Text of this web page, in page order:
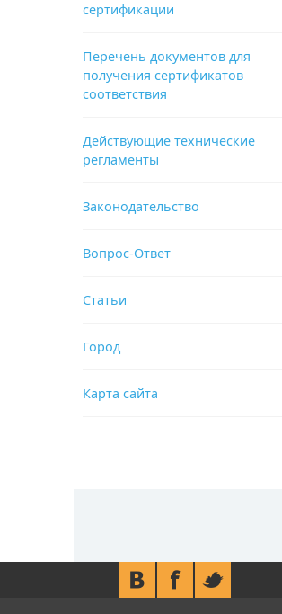
сертификации
Перечень документов для
получения сертификатов
соответствия
Действующие технические
регламенты
Законодательство
Вопрос-Ответ
Статьи
Город
Карта сайта